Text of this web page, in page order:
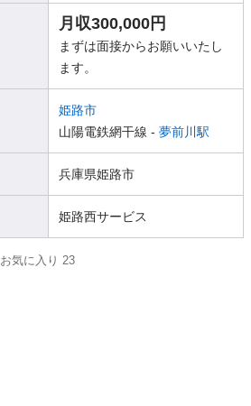
月収300,000円
まずは面接からお願いいたし
ます。
姫路市
山陽電鉄網干線 - 夢前川駅
兵庫県姫路市
姫路西サービス
お気に入り 23